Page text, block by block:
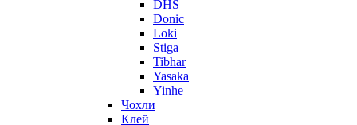
DHS
Donic
Loki
Stiga
Tibhar
Yasaka
Yinhe
Чохли
Клей